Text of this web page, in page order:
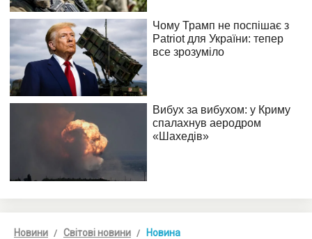
Новини Світові новини Новина